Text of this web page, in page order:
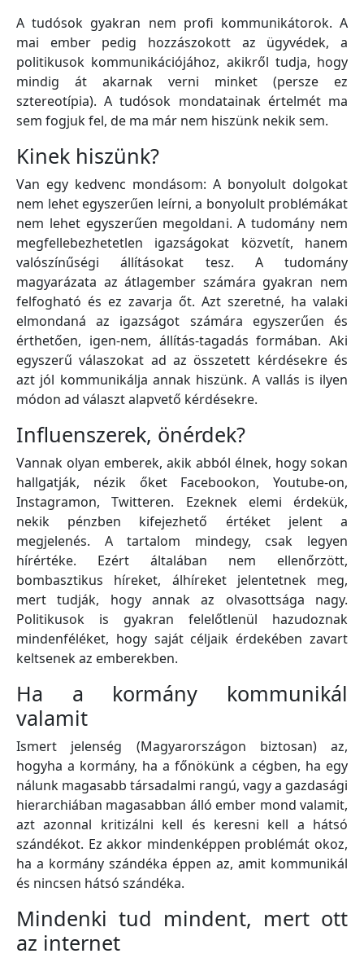
A tudósok gyakran nem profi kommunikátorok. A
mai ember pedig hozzászokott az ügyvédek, a
politikusok kommunikációjához, akikről tudja, hogy
mindig át akarnak verni minket (persze ez
sztereotípia). A tudósok mondatainak értelmét ma
sem fogjuk fel, de ma már nem hiszünk nekik sem.
Kinek hiszünk?
Van egy kedvenc mondásom: A bonyolult dolgokat
nem lehet egyszerűen leírni, a bonyolult problémákat
nem lehet egyszerűen megoldani. A tudomány nem
megfellebezhetetlen igazságokat közvetít, hanem
valószínűségi állításokat tesz. A tudomány
magyarázata az átlagember számára gyakran nem
felfogható és ez zavarja őt. Azt szeretné, ha valaki
elmondaná az igazságot számára egyszerűen és
érthetően, igen-nem, állítás-tagadás formában. Aki
egyszerű válaszokat ad az összetett kérdésekre és
azt jól kommunikálja annak hiszünk. A vallás is ilyen
módon ad választ alapvető kérdésekre.
Influenszerek, önérdek?
Vannak olyan emberek, akik abból élnek, hogy sokan
hallgatják, nézik őket Facebookon, Youtube-on,
Instagramon, Twitteren. Ezeknek elemi érdekük,
nekik pénzben kifejezhető értéket jelent a
megjelenés. A tartalom mindegy, csak legyen
hírértéke. Ezért általában nem ellenőrzött,
bombasztikus híreket, álhíreket jelentetnek meg,
mert tudják, hogy annak az olvasottsága nagy.
Politikusok is gyakran felelőtlenül hazudoznak
mindenféléket, hogy saját céljaik érdekében zavart
keltsenek az emberekben.
Ha a kormány kommunikál
valamit
Ismert jelenség (Magyarországon biztosan) az,
hogyha a kormány, ha a főnökünk a cégben, ha egy
nálunk magasabb társadalmi rangú, vagy a gazdasági
hierarchiában magasabban álló ember mond valamit,
azt azonnal kritizálni kell és keresni kell a hátsó
szándékot. Ez akkor mindenképpen problémát okoz,
ha a kormány szándéka éppen az, amit kommunikál
és nincsen hátsó szándéka.
Mindenki tud mindent, mert ott
az internet